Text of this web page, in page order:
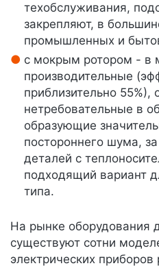
техобслуживания,
закрепляют, в
промышленных и
с мокрым ротором - в
производительные
приблизительно 55%),
нетребовательные в
образующие
постороннего шума,
деталей с
подходящий вариант
типа.
На рынке оборудования
существуют сотни
электрических приборов